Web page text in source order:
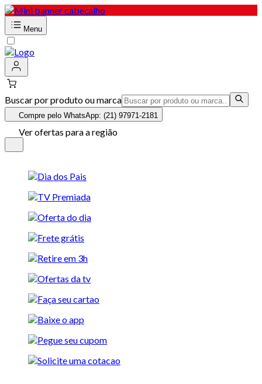
Menu
Buscar por produto ou marca
Compre pelo WhatsApp: (21) 97971-2181
Ver ofertas para a região